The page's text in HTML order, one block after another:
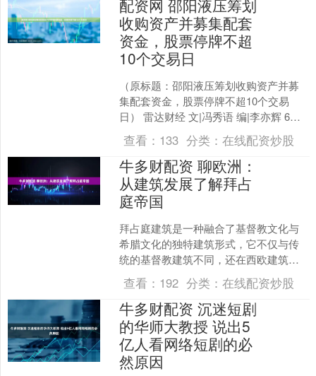
配资网 邵阳液压筹划
收购资产并募集配套
资金，股票停牌不超
10个交易日
（原标题：邵阳液压筹划收购资产并募
集配套资金，股票停牌不超10个交易
日） 雷达财经 文|冯秀语 编|李亦辉 6月
22日，邵阳液压（证券代码：301079）
公告，....
查看： 133 分类： 在线配资炒股
牛多财配资 聊欧洲：
从建筑发展了解拜占
庭帝国
拜占庭建筑是一种融合了基督教文化与
希腊文化的独特建筑形式，它不仅与传
统的基督教建筑不同，还在西欧建筑史
上占有重要的地位。这种建筑风格既代
表了拜占庭历史的一个关键....
查看： 192 分类： 在线配资炒股
牛多财配资 沉迷短剧
的华师大教授 说出5
亿人看网络短剧的必
然原因